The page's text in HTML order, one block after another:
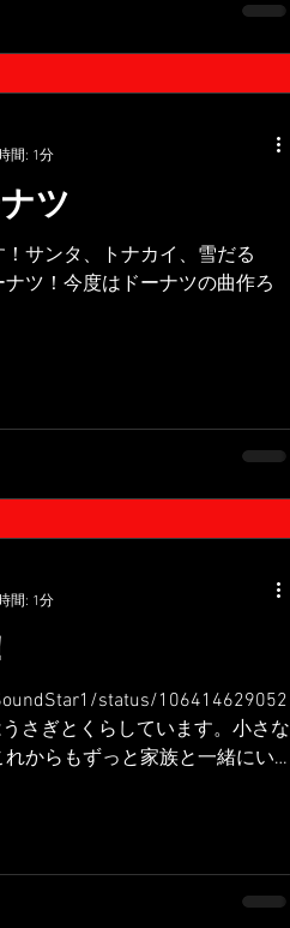
ツ
サンタ、トナカイ、雪だる
ツ！今度はドーナツの曲作ろ
間: 1分
status/106414629052
さぎとくらしています。小さな
からもずっと家族と一緒にい
間: 1分